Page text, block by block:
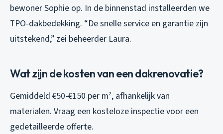
bewoner Sophie op. In de binnenstad installeerden we
TPO-dakbedekking. “De snelle service en garantie zijn
uitstekend,” zei beheerder Laura.
Wat zijn de kosten van een dakrenovatie?
Gemiddeld €50-€150 per m², afhankelijk van
materialen. Vraag een kosteloze inspectie voor een
gedetailleerde offerte.